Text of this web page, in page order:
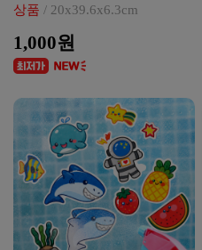
상품 / 20x39.6x6.3cm
1,000원